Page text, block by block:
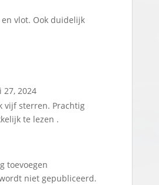
en vlot. Ook duidelijk
27, 2024
vijf sterren. Prachtig
te lezen .
toevoegen
niet gepubliceerd.